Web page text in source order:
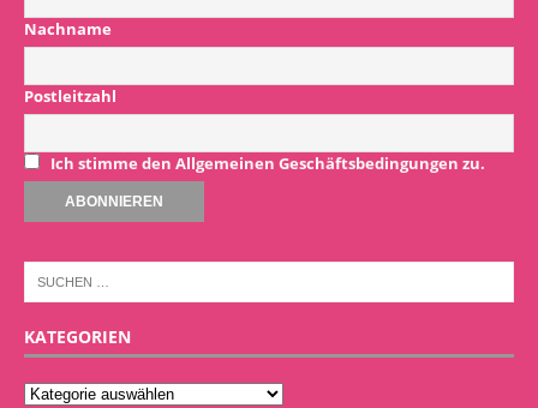
Nachname
Postleitzahl
Ich stimme den Allgemeinen Geschäftsbedingungen zu.
KATEGORIEN